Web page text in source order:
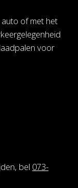
of met het
voor
bel 073-